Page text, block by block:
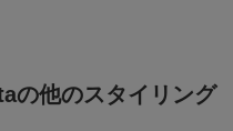
の他のスタイリング